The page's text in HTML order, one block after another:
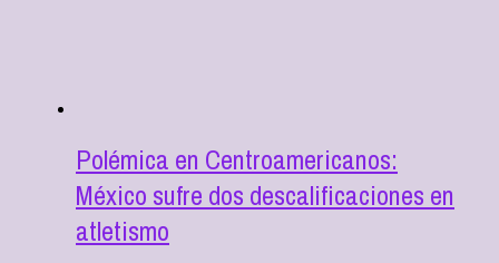
Polémica en Centroamericanos:
México sufre dos descalificaciones en
atletismo